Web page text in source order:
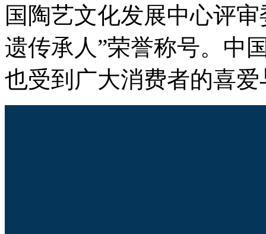
国陶艺文化发展中心评
遗传承人”荣誉称号。中
也受到广大消费者的喜